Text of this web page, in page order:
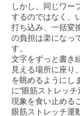
しかし、同じワー
するのではなく、
打ち込み、一括変
の負担は楽になっ
す。
文字をずっと書き
見える場所に座り
を眺めるようにし
に“眼筋ストレッ
現象を食い止める
眼筋ストレッチ運